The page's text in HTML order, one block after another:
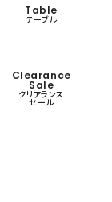
Table
テーブル
Clearance
Sale
クリアランス
セール